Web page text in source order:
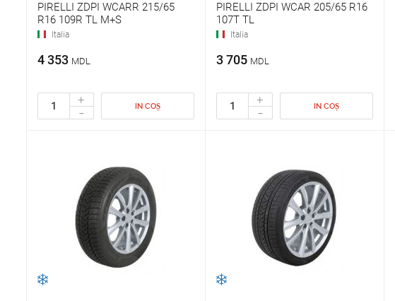
PIRELLI ZDPI WCARR 215/65
R16 109R TL M+S
Italia
4 353 MDL
+
- IN COȘ
PIRELLI ZDPI WCAR 205/65 R16
107T TL
Italia
3 705 MDL
+
- IN COȘ